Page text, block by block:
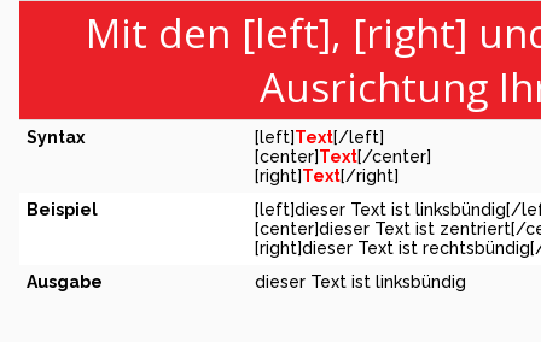
Mit den [left], [right]
Ausrichtung
Syntax [left]Text[/left]
[center]Text[/center]
[right]Text[/right]
Beispiel
[left]dieser Text ist linksbündig[/
[center]dieser Text ist zentriert[/
[right]dieser Text ist
Ausgabe
dieser Text ist linksbündig